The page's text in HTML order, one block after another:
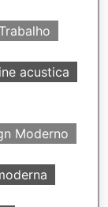
acustica
Moderno